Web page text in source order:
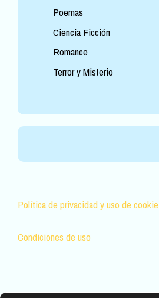
Poemas
Ciencia Ficción
Romance
Terror y Misterio
Política de privacidad y uso de cookie
Condiciones de uso